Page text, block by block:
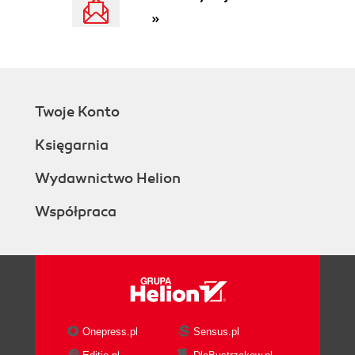
»
Twoje Konto
Księgarnia
Wydawnictwo Helion
Współpraca
Onepress.pl
Sensus.pl